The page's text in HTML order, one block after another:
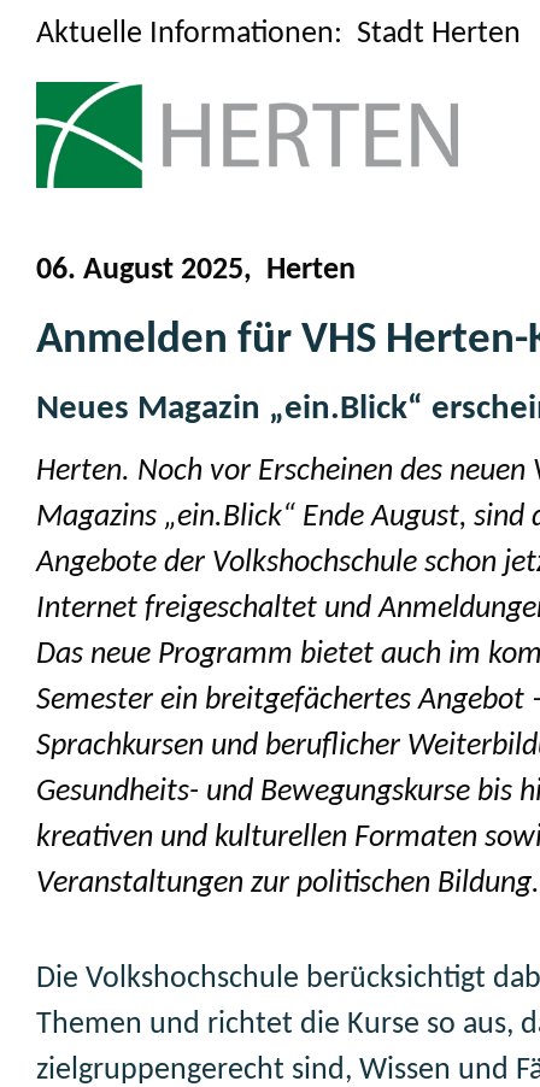
Aktuelle Informationen: Stadt Herten
06. August 2025, Herten
Anmelden für VHS Herten-
Neues Magazin „ein.Blick“
Herten. Noch vor Erscheinen des neuen
Magazins „ein.Blick“ Ende August, sind
Angebote der Volkshochschule schon
Internet freigeschaltet und
Das neue Programm bietet auch im
Semester ein breitgefächertes Angebot
Sprachkursen und beruflicher
Gesundheits- und Bewegungskurse bis
kreativen und kulturellen Formaten
Veranstaltungen zur politischen Bildung.
Die Volkshochschule berücksichtigt
Themen und richtet die Kurse so aus,
zielgruppengerecht sind, Wissen und